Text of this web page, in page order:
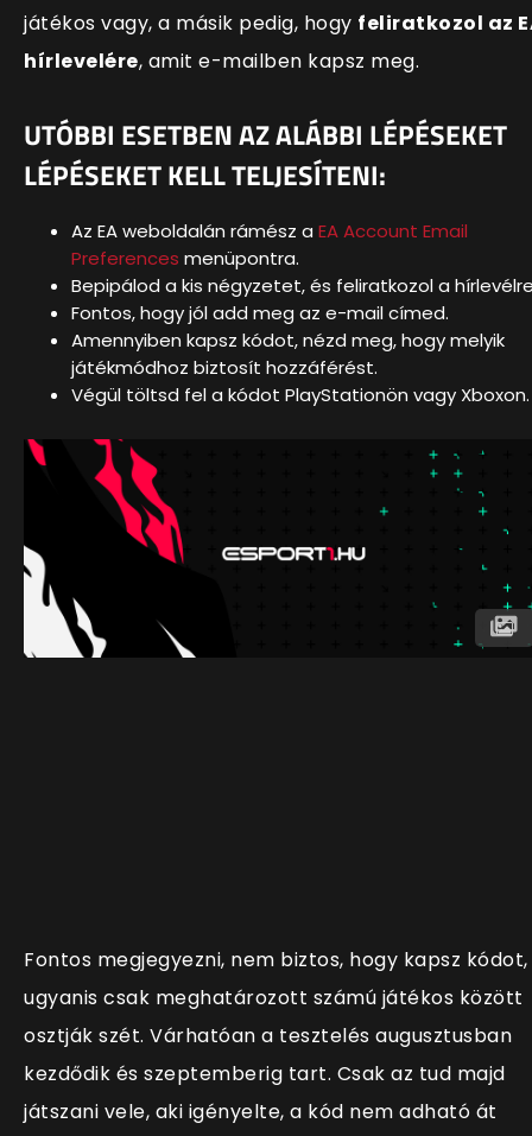
játékos vagy, a másik pedig, hogy feliratkozol az
hírlevelére, amit e-mailben kapsz meg.
UTÓBBI ESETBEN AZ ALÁBBI LÉPÉSEKET
LÉPÉSEKET KELL TELJESÍTENI:
Az EA weboldalán rámész a EA Account Email
Preferences menüpontra.
Bepipálod a kis négyzetet, és feliratkozol a
Fontos, hogy jól add meg az e-mail címed.
Amennyiben kapsz kódot, nézd meg, hogy melyik
játékmódhoz biztosít hozzáférést.
Végül töltsd fel a kódot PlayStationön vagy Xboxon.
Fontos megjegyezni, nem biztos, hogy kapsz kódot,
ugyanis csak meghatározott számú játékos között
osztják szét. Várhatóan a tesztelés augusztusban
kezdődik és szeptemberig tart. Csak az tud majd
játszani vele, aki igényelte, a kód nem adható át